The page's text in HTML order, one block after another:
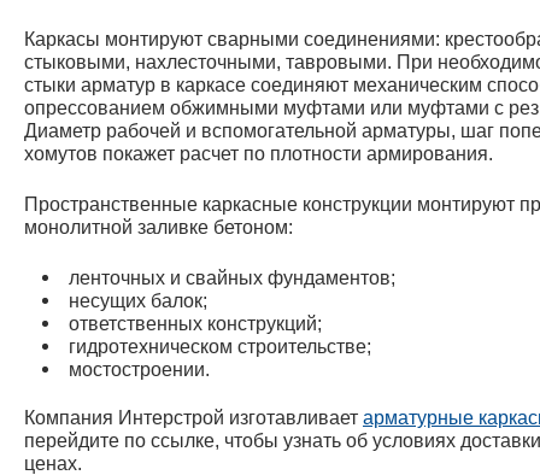
Каркасы монтируют сварными соединениями:
стыковыми, нахлесточными, тавровыми. При
стыки арматур в каркасе соединяют механическим
опрессованием обжимными муфтами или муфтами с
Диаметр рабочей и вспомогательной арматуры, шаг
хомутов покажет расчет по плотности армирования.
Пространственные каркасные конструкции монтируют
монолитной заливке бетоном:
ленточных и свайных фундаментов;
несущих балок;
ответственных конструкций;
гидротехническом строительстве;
мостостроении.
Компания Интерстрой изготавливает арматурные
перейдите по ссылке, чтобы узнать об условиях
ценах.